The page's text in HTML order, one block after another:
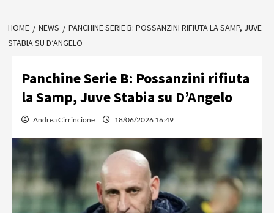
HOME NEWS
PANCHINE SERIE B: POSSANZINI RIFIUTA LA SAMP, JUVE
STABIA SU D’ANGELO
Panchine Serie B: Possanzini rifiuta
la Samp, Juve Stabia su D’Angelo
Andrea Cirrincione 18/06/2026 16:49